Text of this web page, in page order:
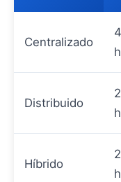
Centralizado
h
Distribuido
h
Híbrido
h